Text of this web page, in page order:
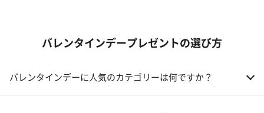
バレンタインデープレゼントの選び方
バレンタインデーに人気のカテゴリーは何ですか？